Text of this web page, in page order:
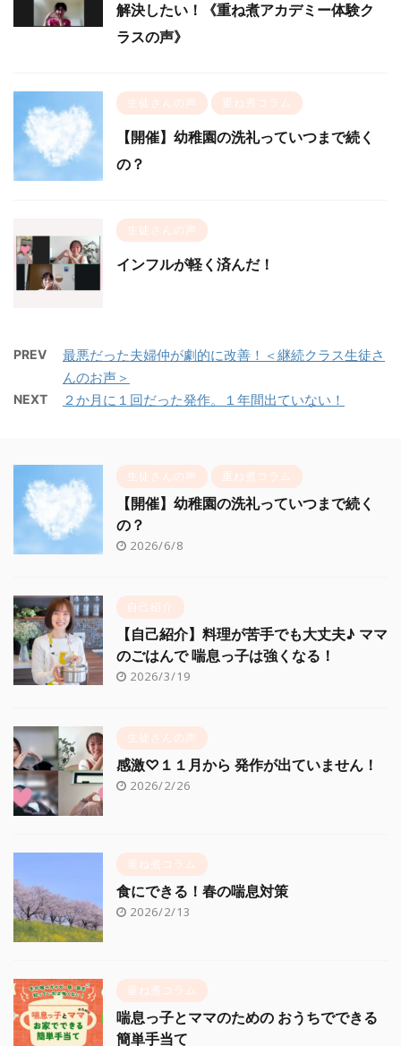
解決したい！《重ね煮アカデミー体験ク
ラスの声》
生徒さんの声 重ね煮コラム
【開催】幼稚園の洗礼っていつまで続く
の？
生徒さんの声
インフルが軽く済んだ！
PREV
最悪だった夫婦仲が劇的に改善！＜継続クラス生徒さ
んのお声＞
NEXT ２か月に１回だった発作。１年間出ていない！
生徒さんの声 重ね煮コラム
【開催】幼稚園の洗礼っていつまで続く
の？
2026/6/8
自己紹介
【自己紹介】料理が苦手でも大丈夫♪ ママ
のごはんで 喘息っ子は強くなる！
2026/3/19
生徒さんの声
感激♡１１月から 発作が出ていません！
2026/2/26
重ね煮コラム
食にできる！春の喘息対策
2026/2/13
重ね煮コラム
喘息っ子とママのための おうちでできる
簡単手当て